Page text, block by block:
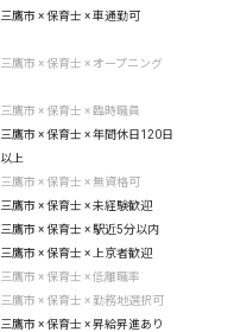
三鷹市 × 保育士 × 車通勤可
三鷹市 × 保育士 × オープニング
三鷹市 × 保育士 × 臨時職員
三鷹市 × 保育士 × 年間休日120日
以上
三鷹市 × 保育士 × 無資格可
三鷹市 × 保育士 × 未経験歓迎
三鷹市 × 保育士 × 駅近5分以内
三鷹市 × 保育士 × 上京者歓迎
三鷹市 × 保育士 × 低離職率
三鷹市 × 保育士 × 勤務地選択可
三鷹市 × 保育士 × 昇給昇進あり